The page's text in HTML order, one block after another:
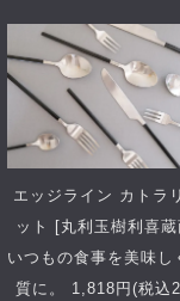
エッジライン カトラ
ット [丸利玉樹利喜
いつもの食事を美味し
質に。 1,818円(税込